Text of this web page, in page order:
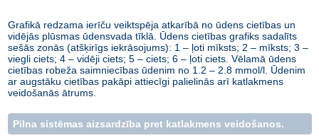
Grafikā redzama ierīču veiktspēja atkarībā no ūdens cietības un
vidējās plūsmas ūdensvada tīklā. Ūdens cietības grafiks sadalīts
sešās zonās (atšķirīgs iekrāsojums): 1 – ļoti mīksts; 2 – mīksts; 3 –
viegli ciets; 4 – vidēji ciets; 5 – ciets; 6 – ļoti ciets. Vēlamā ūdens
cietības robeža saimniecības ūdenim no 1.2 – 2.8 mmol/l. Ūdenim
ar augstāku cietības pakāpi attiecīgi palielinās arī katlakmens
veidošanās ātrums.
Pilna sistēmas aizsardzība pret katlakmens veidošanos.